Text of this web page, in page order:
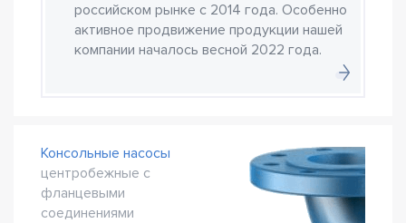
российском рынке с 2014 года. Особенно
активное продвижение продукции нашей
компании началось весной 2022 года.
Консольные насосы
центробежные с
фланцевыми
соединениями